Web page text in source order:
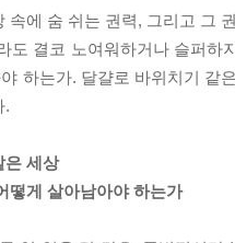
속에 숨 쉬는 권력, 그리고 그
도 결코 노여워하거나 슬퍼
하는가. 달걀로 바위치기 같
.
은 세상
떻게 살아남아야 하는가